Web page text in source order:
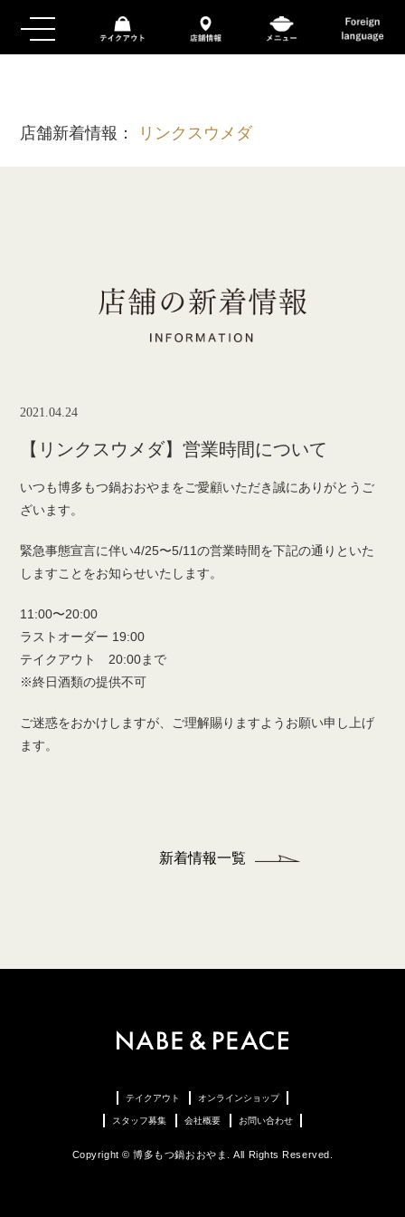
店舗新着情報： リンクスウメダ
2021.04.24
【リンクスウメダ】営業時間について
いつも博多もつ鍋おおやまをご愛顧いただき誠にありがとうご
ざいます。
緊急事態宣言に伴い4/25〜5/11の営業時間を下記の通りといた
しますことをお知らせいたします。
11:00〜20:00
ラストオーダー 19:00
テイクアウト 20:00まで
※終日酒類の提供不可
ご迷惑をおかけしますが、ご理解賜りますようお願い申し上げ
ます。
新着情報一覧
テイクアウト オンラインショップ
スタッフ募集 会社概要 お問い合わせ
Copyright © 博多もつ鍋おおやま. All Rights Reserved.